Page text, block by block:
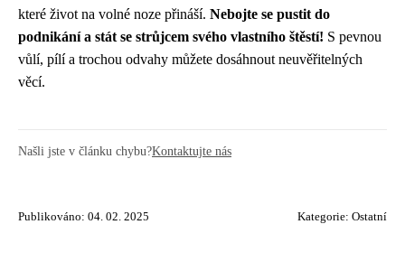
které život na volné noze přináší. Nebojte se pustit do
podnikání a stát se strůjcem svého vlastního štěstí! S pevnou
vůlí, pílí a trochou odvahy můžete dosáhnout neuvěřitelných
věcí.
Našli jste v článku chybu?Kontaktujte nás
Publikováno: 04. 02. 2025 Kategorie: Ostatní